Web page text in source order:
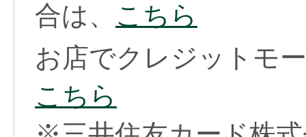
合は、 こちら
お店でクレジットモ
こちら